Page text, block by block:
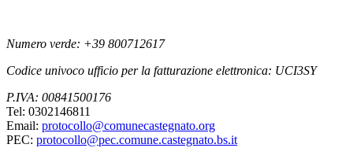
Numero verde: +39 800712617
Codice univoco ufficio per la fatturazione elettronica: UCI3SY
P.IVA: 00841500176
Tel: 0302146811
Email: protocollo@comunecastegnato.org
PEC: protocollo@pec.comune.castegnato.bs.it